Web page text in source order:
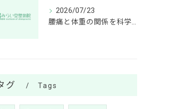
2026/07/23
腰痛と体重の関係を科学的に分析し秦野市鶴巻で根本改善を目指す方法
グ Tags